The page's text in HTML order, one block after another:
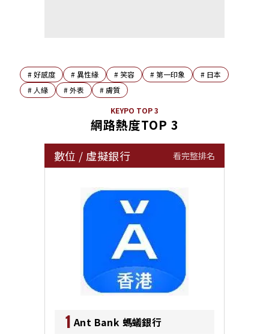
#好感度 #異性緣 # 笑容 #第一印象 # 日本
# 人緣 #外表 # 膚質
KEYPO TOP 3
網路熱度TOP 3
數位 / 虛擬銀行 看完整排名
1 Ant Bank 螞蟻銀行